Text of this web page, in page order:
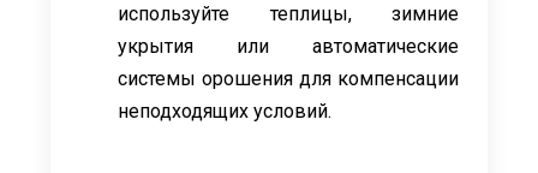
используйте теплицы, зимние
укрытия или автоматические
системы орошения для компенсации
неподходящих условий.